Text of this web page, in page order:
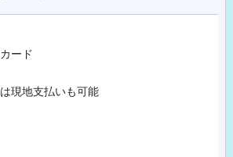
ード
現地支払いも可能